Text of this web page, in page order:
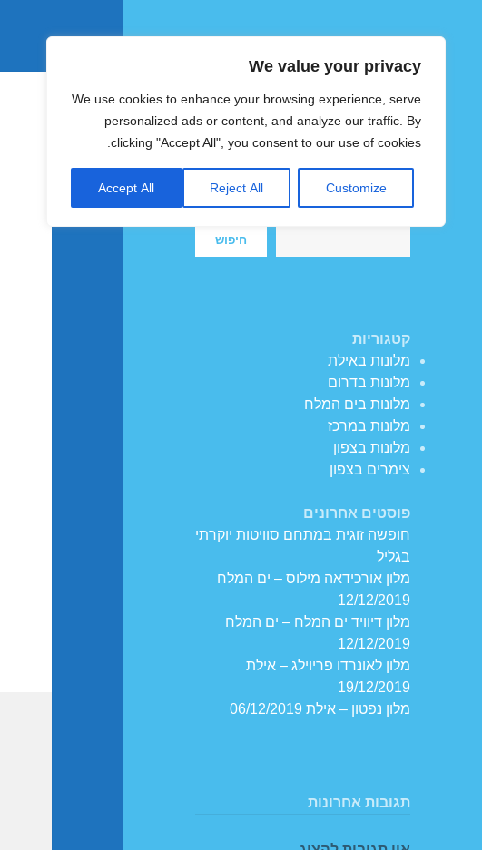
We value your privacy
We use cookies to enhance your browsing experience, serve
personalized ads or content, and analyze our traffic. By
clicking "Accept All", you consent to our use of cookies.
Customize
Reject All
Accept All
צימרים ומלונות זולים בישראל
חיפוש
חיפוש
קטגוריות
מלונות באילת
מלונות בדרום
מלונות בים המלח
מלונות במרכז
מלונות בצפון
צימרים בצפון
פוסטים אחרונים
חופשה זוגית במתחם סוויטות יוקרתי
בגליל
מלון אורכידאה מילוס – ים המלח
12/12/2019
מלון דיוויד ים המלח – ים המלח
12/12/2019
מלון לאונרדו פריוילג – אילת
19/12/2019
מלון נפטון – אילת 06/12/2019
תגובות אחרונות